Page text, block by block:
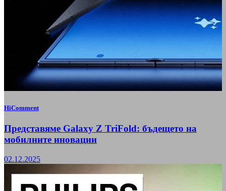
HiComment
Представяме Galaxy Z TriFold: бъдещето на
мобилните иновации
02.12.2025